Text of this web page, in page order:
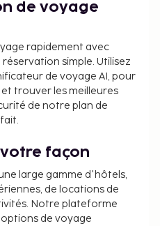
de voyage
rapidement avec
simple. Utilisez
de voyage AI, pour
trouver les meilleures
de notre plan de
façon
large gamme d'hôtels,
de locations de
Notre plateforme
de voyage